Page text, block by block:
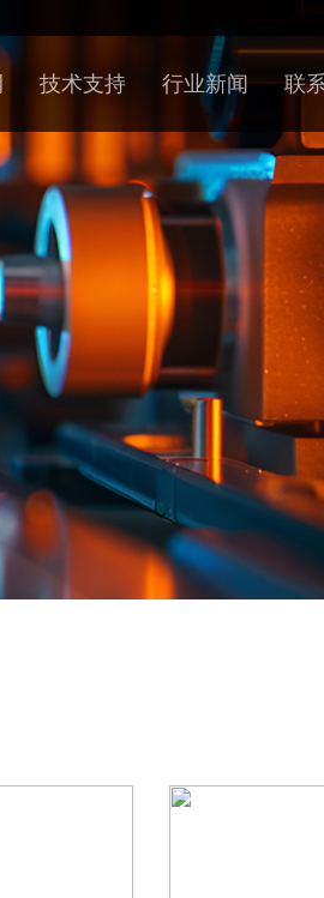
技术支持 行业新闻 联